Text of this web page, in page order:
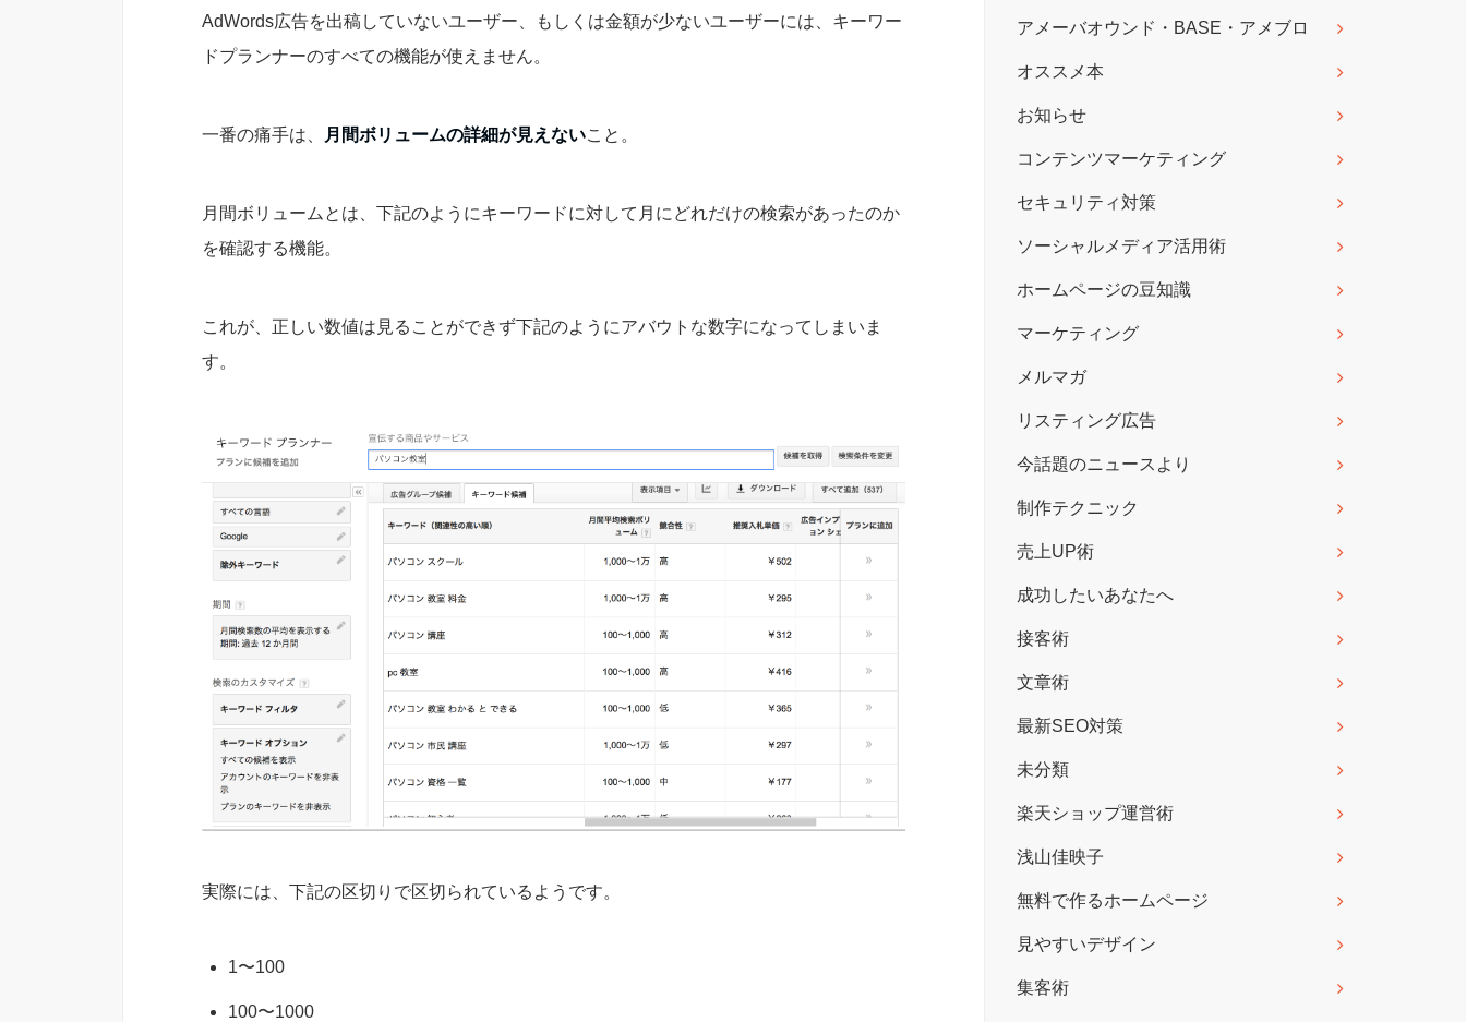
AdWords広告を出稿していないユーザー、もしくは金額が少ないユーザーには、キーワー
ドプランナーのすべての機能が使えません。
一番の痛手は、 月間ボリュームの詳細が見えないこと。
月間ボリュームとは、下記のようにキーワードに対して月にどれだけの検索があったのか
を確認する機能。
これが、正しい数値は見ることができず下記のようにアバウトな数字になってしまいま
す。
実際には、下記の区切りで区切られているようです。
1〜100
100〜1000
アメーバオウンド・BASE・アメブロ
オススメ本
お知らせ
コンテンツマーケティング
セキュリティ対策
ソーシャルメディア活用術
ホームページの豆知識
マーケティング
メルマガ
リスティング広告
今話題のニュースより
制作テクニック
売上UP術
成功したいあなたへ
接客術
文章術
最新SEO対策
未分類
楽天ショップ運営術
浅山佳映子
無料で作るホームページ
見やすいデザイン
集客術